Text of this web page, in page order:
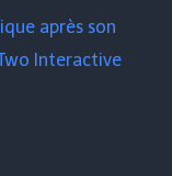
après son
Interactive